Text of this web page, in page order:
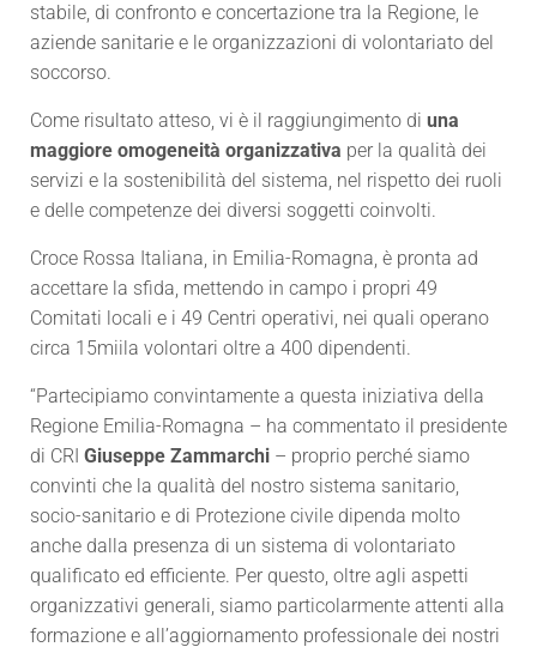
stabile, di confronto e concertazione tra la Regione, le
aziende sanitarie e le organizzazioni di volontariato del
soccorso.
Come risultato atteso, vi è il raggiungimento di una
maggiore omogeneità organizzativa per la qualità dei
servizi e la sostenibilità del sistema, nel rispetto dei ruoli
e delle competenze dei diversi soggetti coinvolti.
Croce Rossa Italiana, in Emilia-Romagna, è pronta ad
accettare la sfida, mettendo in campo i propri 49
Comitati locali e i 49 Centri operativi, nei quali operano
circa 15miila volontari oltre a 400 dipendenti.
“Partecipiamo convintamente a questa iniziativa della
Regione Emilia-Romagna – ha commentato il presidente
di CRI Giuseppe Zammarchi – proprio perché siamo
convinti che la qualità del nostro sistema sanitario,
socio-sanitario e di Protezione civile dipenda molto
anche dalla presenza di un sistema di volontariato
qualificato ed efficiente. Per questo, oltre agli aspetti
organizzativi generali, siamo particolarmente attenti alla
formazione e all’aggiornamento professionale dei nostri